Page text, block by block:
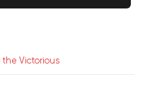
the Victorious